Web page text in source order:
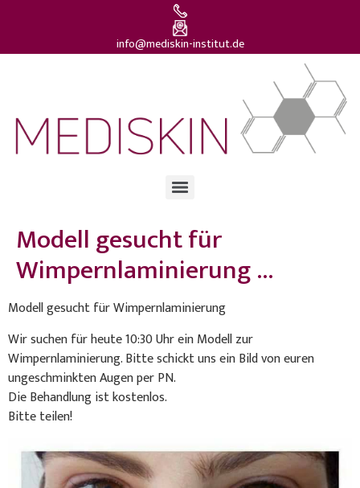
info@mediskin-institut.de
Modell gesucht für
Wimpernlaminierung …
Modell gesucht für Wimpernlaminierung
Wir suchen für heute 10:30 Uhr ein Modell zur
Wimpernlaminierung. Bitte schickt uns ein Bild von euren
ungeschminkten Augen per PN.
Die Behandlung ist kostenlos.
Bitte teilen!